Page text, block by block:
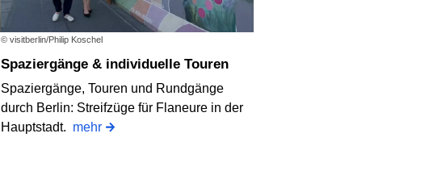
© visitberlin/Philip Koschel
Spaziergänge & individuelle Touren
Spaziergänge, Touren und Rundgänge
durch Berlin: Streifzüge für Flaneure in der
Hauptstadt. mehr